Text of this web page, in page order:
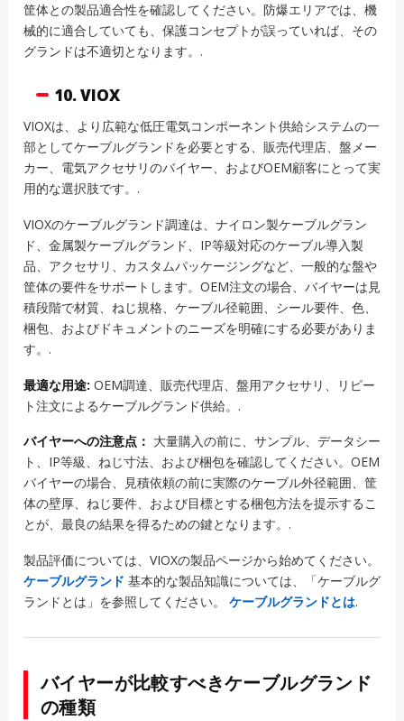
筐体との製品適合性を確認してください。防爆エリアでは、機
械的に適合していても、保護コンセプトが誤っていれば、その
グランドは不適切となります。.
10. VIOX
VIOXは、より広範な低圧電気コンポーネント供給システムの一
部としてケーブルグランドを必要とする、販売代理店、盤メー
カー、電気アクセサリのバイヤー、およびOEM顧客にとって実
用的な選択肢です。.
VIOXのケーブルグランド調達は、ナイロン製ケーブルグラン
ド、金属製ケーブルグランド、IP等級対応のケーブル導入製
品、アクセサリ、カスタムパッケージングなど、一般的な盤や
筐体の要件をサポートします。OEM注文の場合、バイヤーは見
積段階で材質、ねじ規格、ケーブル径範囲、シール要件、色、
梱包、およびドキュメントのニーズを明確にする必要がありま
す。.
最適な用途: OEM調達、販売代理店、盤用アクセサリ、リピー
ト注文によるケーブルグランド供給。.
バイヤーへの注意点： 大量購入の前に、サンプル、データシー
ト、IP等級、ねじ寸法、および梱包を確認してください。OEM
バイヤーの場合、見積依頼の前に実際のケーブル外径範囲、筐
体の壁厚、ねじ要件、および目標とする梱包方法を提示するこ
とが、最良の結果を得るための鍵となります。.
製品評価については、VIOXの製品ページから始めてください。
ケーブルグランド 基本的な製品知識については、「ケーブルグ
ランドとは」を参照してください。 ケーブルグランドとは.
バイヤーが比較すべきケーブルグランド
の種類